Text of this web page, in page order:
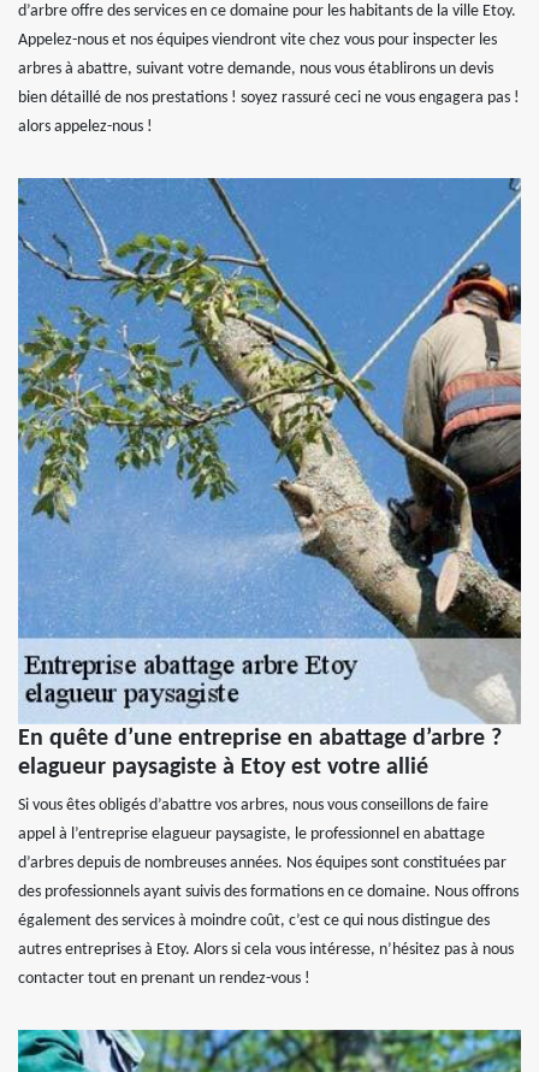
d’arbre offre des services en ce domaine pour les habitants de la ville Etoy.
Appelez-nous et nos équipes viendront vite chez vous pour inspecter les
arbres à abattre, suivant votre demande, nous vous établirons un devis
bien détaillé de nos prestations ! soyez rassuré ceci ne vous engagera pas !
alors appelez-nous !
En quête d’une entreprise en abattage d’arbre ?
elagueur paysagiste à Etoy est votre allié
Si vous êtes obligés d’abattre vos arbres, nous vous conseillons de faire
appel à l’entreprise elagueur paysagiste, le professionnel en abattage
d’arbres depuis de nombreuses années. Nos équipes sont constituées par
des professionnels ayant suivis des formations en ce domaine. Nous offrons
également des services à moindre coût, c’est ce qui nous distingue des
autres entreprises à Etoy. Alors si cela vous intéresse, n’hésitez pas à nous
contacter tout en prenant un rendez-vous !